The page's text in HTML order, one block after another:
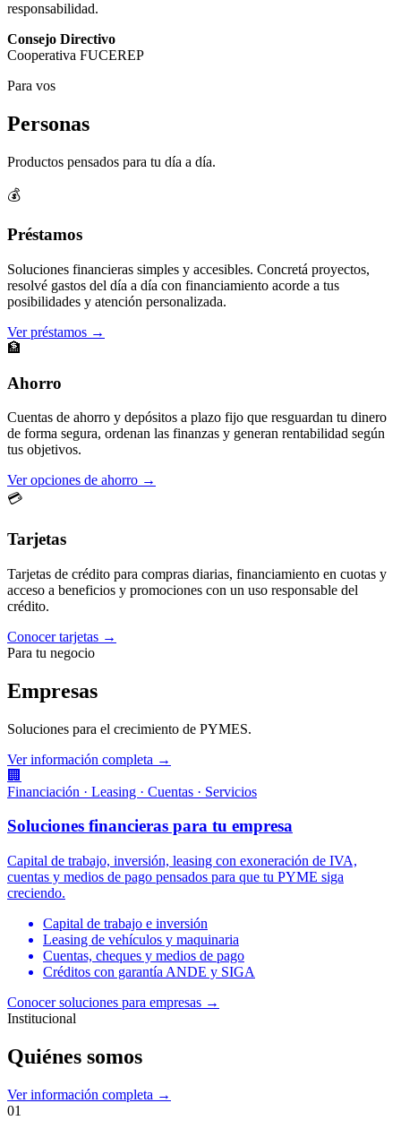
responsabilidad.
Consejo Directivo
Cooperativa FUCEREP
Para vos
Personas
Productos pensados para tu día a día.
💰
Préstamos
Soluciones financieras simples y accesibles. Concretá proyectos,
resolvé gastos del día a día con financiamiento acorde a tus
posibilidades y atención personalizada.
Ver préstamos →
🏦
Ahorro
Cuentas de ahorro y depósitos a plazo fijo que resguardan tu dinero
de forma segura, ordenan las finanzas y generan rentabilidad según
tus objetivos.
Ver opciones de ahorro →
💳
Tarjetas
Tarjetas de crédito para compras diarias, financiamiento en cuotas y
acceso a beneficios y promociones con un uso responsable del
crédito.
Conocer tarjetas →
Para tu negocio
Empresas
Soluciones para el crecimiento de PYMES.
Ver información completa →
🏢
Financiación · Leasing · Cuentas · Servicios
Soluciones financieras para tu empresa
Capital de trabajo, inversión, leasing con exoneración de IVA,
cuentas y medios de pago pensados para que tu PYME siga
creciendo.
Capital de trabajo e inversión
Leasing de vehículos y maquinaria
Cuentas, cheques y medios de pago
Créditos con garantía ANDE y SIGA
Conocer soluciones para empresas →
Institucional
Quiénes somos
Ver información completa →
01